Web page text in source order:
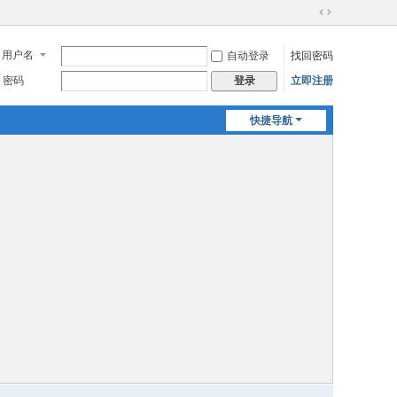
切
到
宽
用户名 自动登录
找回密码
密码
登录 立即注册
快捷导航